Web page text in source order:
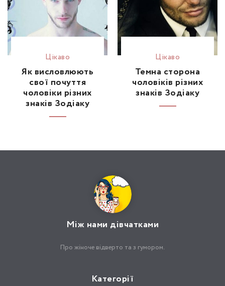
Цікаво
Як висловлюють
свої почуття
чоловіки різних
знаків Зодіаку
Цікаво
Темна сторона
чоловіків різних
знаків Зодіаку
Між нами дівчатками
Про жіноче відверто та з гумором.
Категорії